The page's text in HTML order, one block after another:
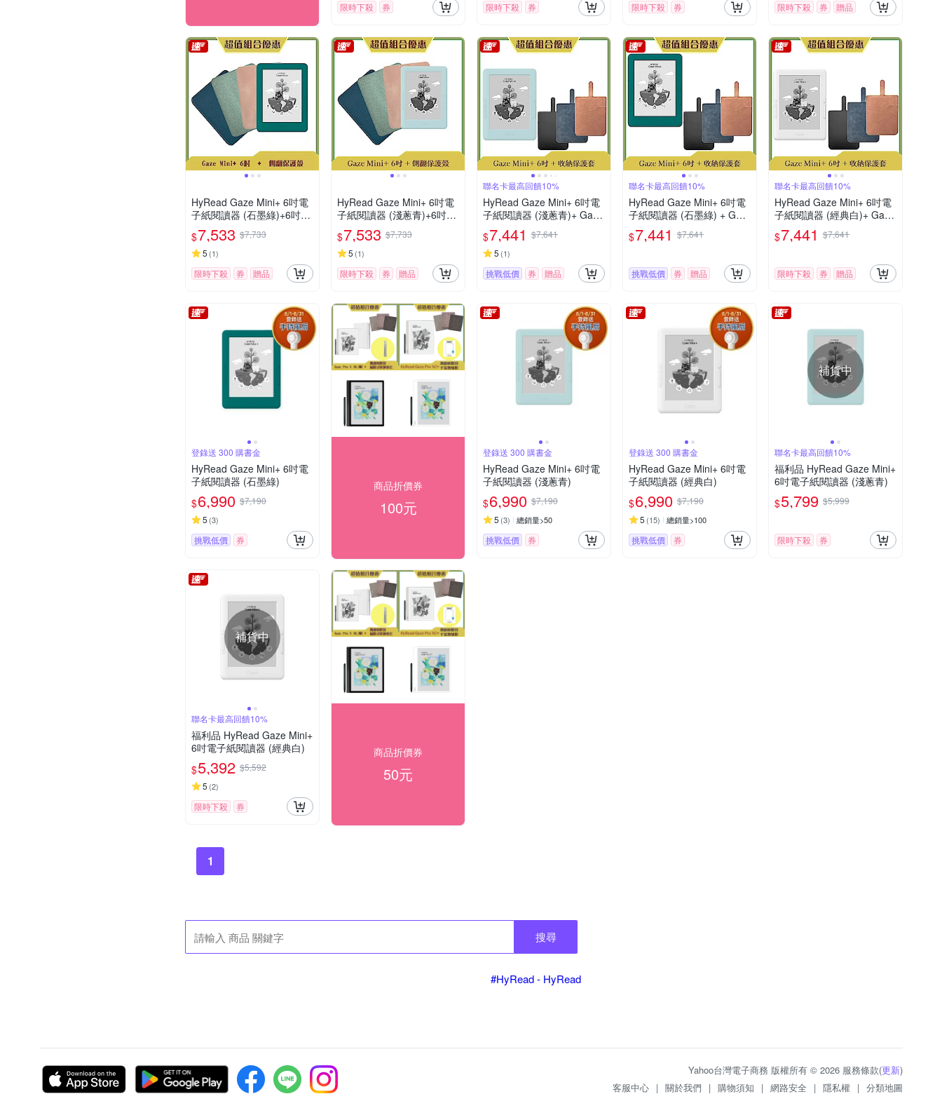
限時下殺 券 限時下殺 券 限時下殺 券 限時下殺 券 贈品
HyRead Gaze Mini+ 6吋電
子紙閱讀器 (石墨綠)+6吋側
翻保護殼
$7,533 $7,733
5 (1)
限時下殺 券 贈品
HyRead Gaze Mini+ 6吋電
子紙閱讀器 (淺蔥青)+6吋側
翻保護殼
$7,533 $7,733
5 (1)
限時下殺 券 贈品
聯名卡最高回饋10%
HyRead Gaze Mini+ 6吋電
子紙閱讀器 (淺蔥青)+ Gaze
收納保護套 (組合)
$7,441 $7,641
5 (1)
挑戰低價 券 贈品
聯名卡最高回饋10%
HyRead Gaze Mini+ 6吋電
子紙閱讀器 (石墨綠) + Gaz
e 收納保護套 (組合)
$7,441 $7,641
挑戰低價 券 贈品
聯名卡最高回饋10%
HyRead Gaze Mini+ 6吋電
子紙閱讀器 (經典白)+ Gaze
收納保護套 (組合)
$7,441 $7,641
限時下殺 券 贈品
登錄送 300 購書金
HyRead Gaze Mini+ 6吋電
子紙閱讀器 (石墨綠)
$6,990 $7,190
5 (3)
挑戰低價 券
商品折價券
100元
登錄送 300 購書金
HyRead Gaze Mini+ 6吋電
子紙閱讀器 (淺蔥青)
$6,990 $7,190
5 (3) 總銷量>50
挑戰低價 券
登錄送 300 購書金
HyRead Gaze Mini+ 6吋電
子紙閱讀器 (經典白)
$6,990 $7,190
5 (15) 總銷量>100
挑戰低價 券
補貨中
聯名卡最高回饋10%
福利品 HyRead Gaze Mini+
6吋電子紙閱讀器 (淺蔥青)
$5,799 $5,999
限時下殺 券
補貨中
聯名卡最高回饋10%
福利品 HyRead Gaze Mini+
6吋電子紙閱讀器 (經典白)
$5,392 $5,592
5 (2)
限時下殺 券
商品折價券
50元
1
搜尋
#HyRead - HyRead
Yahoo台灣電子商務 版權所有 © 2026 服務條款(更新)
客服中心 | 關於我們 | 購物須知 | 網路安全 | 隱私權 | 分類地圖